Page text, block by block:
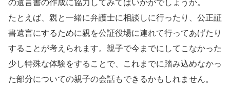
の遺言書の作成に協力してみてはいかがでしょうか。
たとえば、親と一緒に弁護士に相談しに行ったり、公正証
書遺言にするために親を公証役場に連れて行ってあげたり
することが考えられます。親子で今までにしてこなかった
少し特殊な体験をすることで、これまでに踏み込めなかっ
た部分についての親子の会話もできるかもしれません。